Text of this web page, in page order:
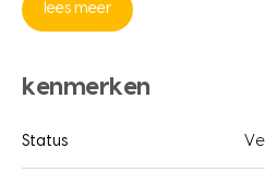
lees meer
kenmerken
Status